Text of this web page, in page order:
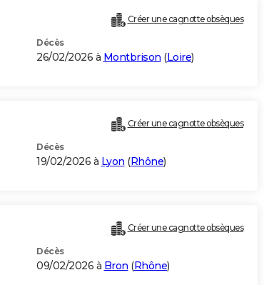
Créer une cagnotte obsèques
Décès
26/02/2026 à Montbrison (Loire)
Créer une cagnotte obsèques
Décès
19/02/2026 à Lyon (Rhône)
Créer une cagnotte obsèques
Décès
09/02/2026 à Bron (Rhône)